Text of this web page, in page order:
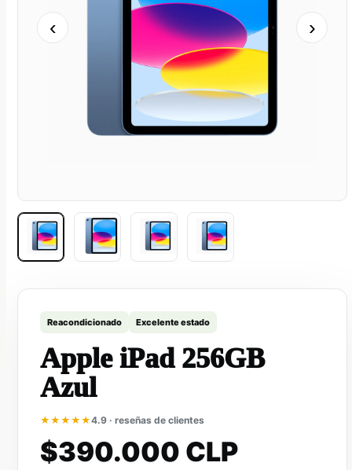
‹ ›
Reacondicionado Excelente estado
Apple iPad 256GB
Azul
★★★★★4.9 · reseñas de clientes
$390.000 CLP